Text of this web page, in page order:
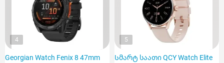
4
Georgian Watch Fenix 8 47mm
5
Სმარტ საათი QCY Watch Elite